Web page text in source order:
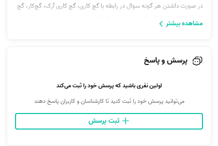
در صورت داشتن هر گونه سوال در رابطه با گچ کاری، گچ کاری آرک، گچ‌کار، گچ
کار، گچ کاری راویز، گچ کاری نور مخفی، گچکاری نور مخفی و... می‌توانید با
مشاهده بیشتر
پرسش و پاسخ
اولین نفری باشید که پرسش خود را ثبت می‌کند
می‌توانید پرسش خود را ثبت کنید تا کارشناسان و کاربران پاسخ دهند